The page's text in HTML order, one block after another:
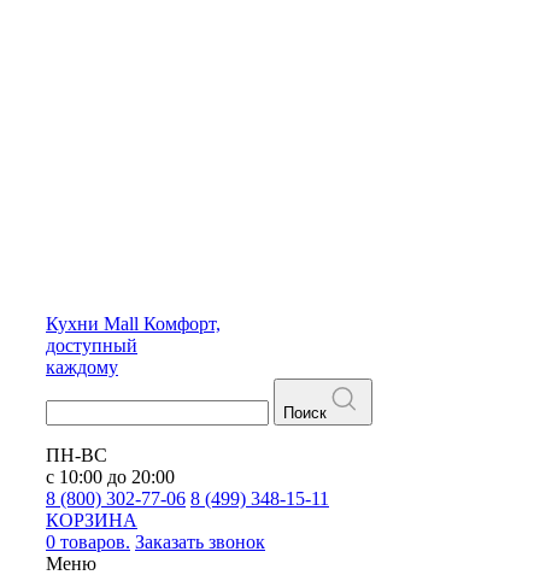
Кухни Mall Комфорт,
доступный
каждому
Поиск
ПН-ВС
с 10:00 до 20:00
8 (800) 302-77-06 8 (499) 348-15-11
КОРЗИНА
0 товаров. Заказать звонок
Меню